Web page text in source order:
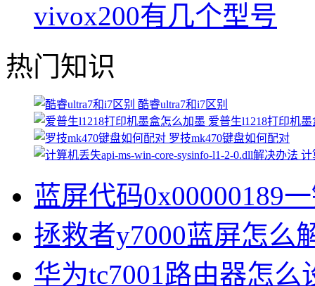
vivox200有几个型号
热门知识
酷睿ultra7和i7区别
爱普生l1218打印机
罗技mk470键盘如何配对
计
蓝屏代码0x00000189
拯救者y7000蓝屏怎么
华为tc7001路由器怎么